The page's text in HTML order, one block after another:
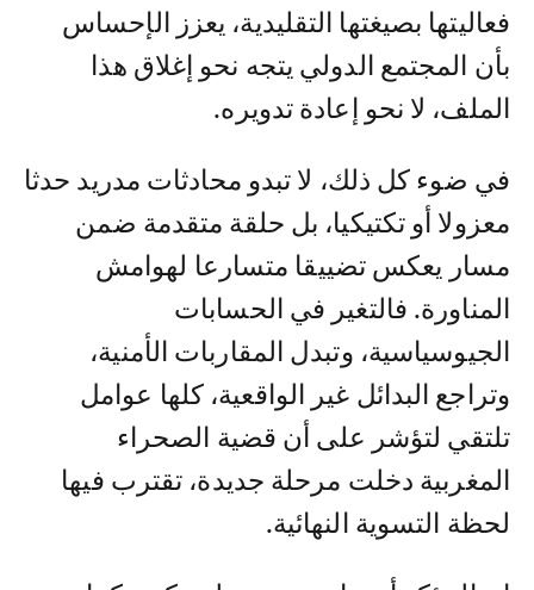
فعاليتها بصيغتها التقليدية، يعزز الإحساس
بأن المجتمع الدولي يتجه نحو إغلاق هذا
الملف، لا نحو إعادة تدويره.
في ضوء كل ذلك، لا تبدو محادثات مدريد حدثا
معزولا أو تكتيكيا، بل حلقة متقدمة ضمن
مسار يعكس تضييقا متسارعا لهوامش
المناورة. فالتغير في الحسابات
الجيوسياسية، وتبدل المقاربات الأمنية،
وتراجع البدائل غير الواقعية، كلها عوامل
تلتقي لتؤشر على أن قضية الصحراء
المغربية دخلت مرحلة جديدة، تقترب فيها
لحظة التسوية النهائية.